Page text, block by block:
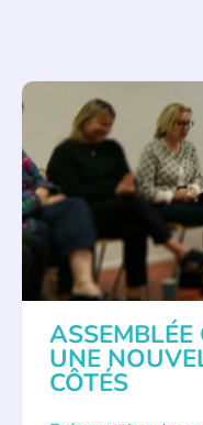
APPEL À SOUTIEN ,
UNE
CÔTÉS